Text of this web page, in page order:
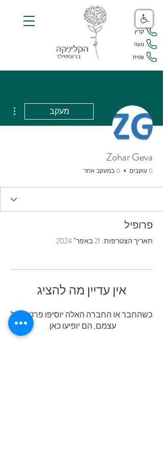
קרין
נועה
עמית
מעקב
Zohar Geva
0 עוקבים 0 במעקב אחר
פרופיל
תאריך הצטרפות: 21 באפר׳ 2024
אין עדיין מה להציג
כשהחבר או החברה האלה יוסיפו פרטים על
עצמם, הם יופיעו כאן.